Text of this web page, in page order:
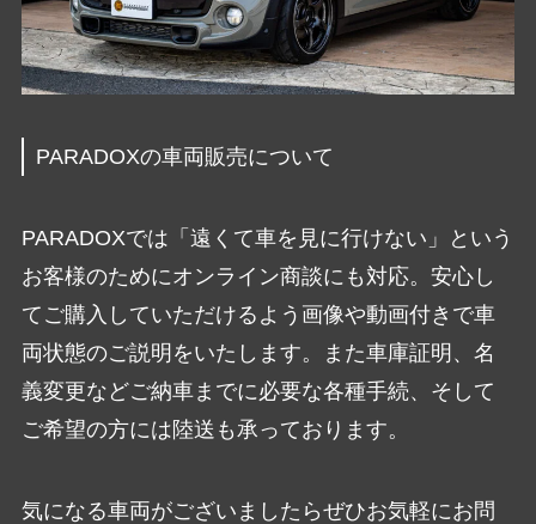
PARADOXの車両販売について
PARADOXでは「遠くて車を見に行けない」という
お客様のためにオンライン商談にも対応。安心し
てご購入していただけるよう画像や動画付きで車
両状態のご説明をいたします。また車庫証明、名
義変更などご納車までに必要な各種手続、そして
ご希望の方には陸送も承っております。
気になる車両がございましたらぜひお気軽にお問